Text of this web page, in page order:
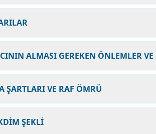
ALMASI GEREKEN ÖNLEMLER
ŞARTLARI VE RAF ÖMRÜ
ŞEKLİ